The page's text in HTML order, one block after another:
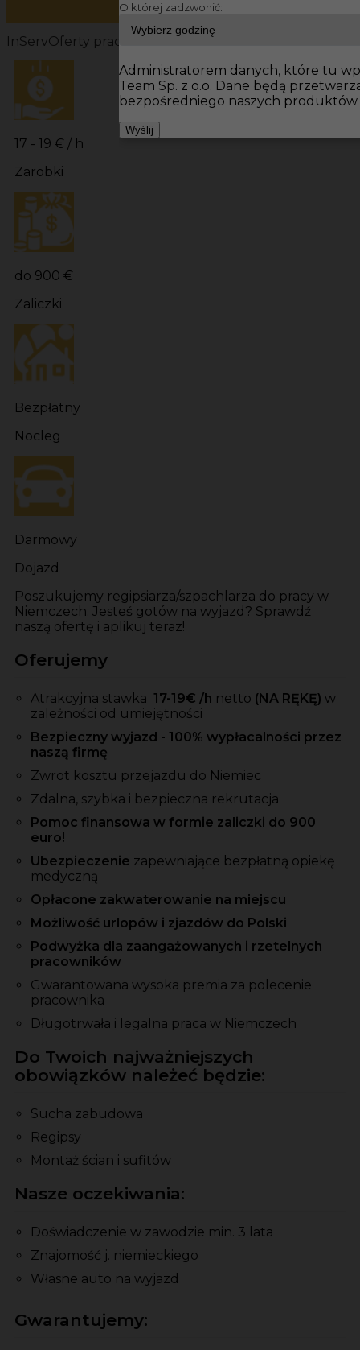
InServOferty pracy Prace wykończeniowe Jessen
17 - 19 € / h
Zarobki
do 900 €
Zaliczki
Bezpłatny
Nocleg
Darmowy
Dojazd
Poszukujemy regipsiarza/szpachlarza do pracy w
Niemczech. Jesteś gotów na wyjazd? Sprawdź
naszą ofertę i aplikuj teraz!
Oferujemy
Atrakcyjna stawka 17-19€ /h netto (NA RĘKĘ) w
zależności od umiejętności
Bezpieczny wyjazd - 100% wypłacalności przez
naszą firmę
Zwrot kosztu przejazdu do Niemiec
Zdalna, szybka i bezpieczna rekrutacja
Pomoc finansowa w formie zaliczki do 900
euro!
Ubezpieczenie zapewniające bezpłatną opiekę
medyczną
Opłacone zakwaterowanie na miejscu
Możliwość urlopów i zjazdów do Polski
Podwyżka dla zaangażowanych i rzetelnych
pracowników
Gwarantowana wysoka premia za polecenie
pracownika
Długotrwała i legalna praca w Niemczech
Do Twoich najważniejszych
obowiązków należeć będzie:
Sucha zabudowa
Regipsy
Montaż ścian i sufitów
Nasze oczekiwania:
Doświadczenie w zawodzie min. 3 lata
Znajomość j. niemieckiego
Własne auto na wyjazd
Gwarantujemy:
O której zadzwonić:
Administratorem danych, które tu
Team Sp. z o.o. Dane będą
bezpośredniego naszych produktów
Wyślij